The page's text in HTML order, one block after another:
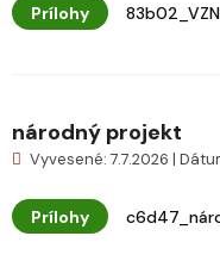
Prílohy
národný projekt
Vyvesené: 7.7.2026 |
Prílohy